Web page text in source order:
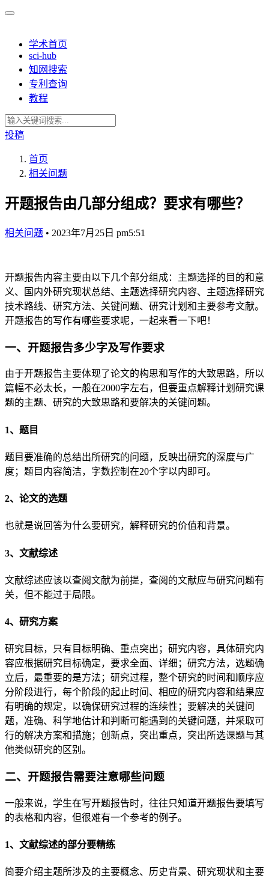
学术首页
sci-hub
知网搜索
专利查询
教程
投稿
首页
相关问题
开题报告由几部分组成？要求有哪些？
相关问题 • 2023年7月25日 pm5:51
开题报告内容主要由以下几个部分组成：主题选择的目的和意
义、国内外研究现状总结、主题选择研究内容、主题选择研究
技术路线、研究方法、关键问题、研究计划和主要参考文献。
开题报告的写作有哪些要求呢，一起来看一下吧！
一、开题报告多少字及写作要求
由于开题报告主要体现了论文的构思和写作的大致思路，所以
篇幅不必太长，一般在2000字左右，但要重点解释计划研究课
题的主题、研究的大致思路和要解决的关键问题。
1、题目
题目要准确的总结出所研究的问题，反映出研究的深度与广
度；题目内容简洁，字数控制在20个字以内即可。
2、论文的选题
也就是说回答为什么要研究，解释研究的价值和背景。
3、文献综述
文献综述应该以查阅文献为前提，查阅的文献应与研究问题有
关，但不能过于局限。
4、研究方案
研究目标，只有目标明确、重点突出；研究内容，具体研究内
容应根据研究目标确定，要求全面、详细；研究方法，选题确
立后，最重要的是方法；研究过程，整个研究的时间和顺序应
分阶段进行，每个阶段的起止时间、相应的研究内容和结果应
有明确的规定，以确保研究过程的连续性；要解决的关键问
题，准确、科学地估计和判断可能遇到的关键问题，并采取可
行的解决方案和措施；创新点，突出重点，突出所选课题与其
他类似研究的区别。
二、开题报告需要注意哪些问题
一般来说，学生在写开题报告时，往往只知道开题报告要填写
的表格和内容，但很难有一个参考的例子。
1、文献综述的部分要精练
简要介绍主题所涉及的主要概念、历史背景、研究现状和主要